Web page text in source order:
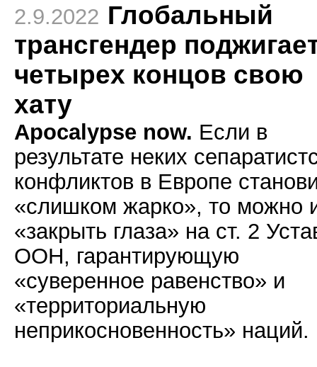
2.9.2022 Глобальный
трансгендер
четырех концов свою
хату
Apocalypse now. Если в
результате неких
конфликтов в Европе
«слишком жарко», то можно
«закрыть глаза» на ст. 2
ООН, гарантирующую
«суверенное равенство» и
«территориальную
неприкосновенность» наций.